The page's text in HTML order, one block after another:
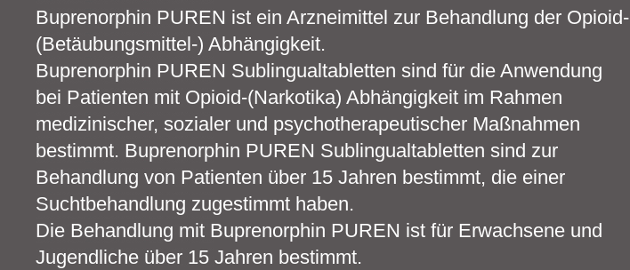
Buprenorphin PUREN ist ein Arzneimittel zur Behandlung der Opioid-
(Betäubungsmittel-) Abhängigkeit.
Buprenorphin PUREN Sublingualtabletten sind für die Anwendung
bei Patienten mit Opioid-(Narkotika) Abhängigkeit im Rahmen
medizinischer, sozialer und psychotherapeutischer Maßnahmen
bestimmt. Buprenorphin PUREN Sublingualtabletten sind zur
Behandlung von Patienten über 15 Jahren bestimmt, die einer
Suchtbehandlung zugestimmt haben.
Die Behandlung mit Buprenorphin PUREN ist für Erwachsene und
Jugendliche über 15 Jahren bestimmt.